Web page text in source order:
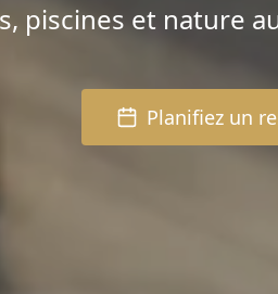
piscines et nature
Planifiez un